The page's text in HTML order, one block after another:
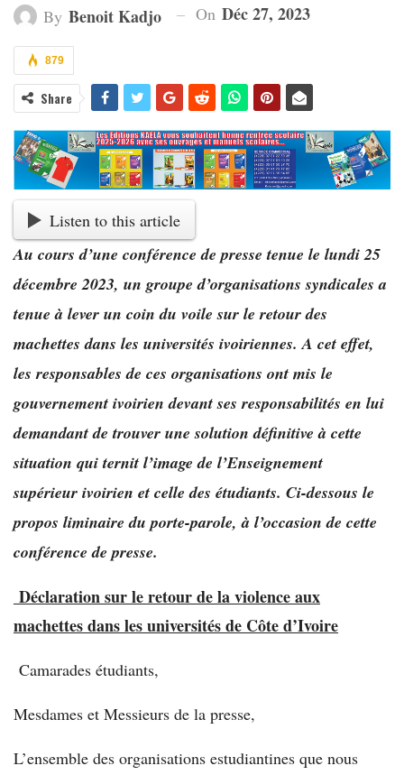
By Benoit Kadjo On Déc 27, 2023
879
Share
Listen to this article
Au cours d’une conférence de presse tenue le lundi 25
décembre 2023, un groupe d’organisations syndicales a
tenue à lever un coin du voile sur le retour des
machettes dans les universités ivoiriennes. A cet effet,
les responsables de ces organisations ont mis le
gouvernement ivoirien devant ses responsabilités en lui
demandant de trouver une solution définitive à cette
situation qui ternit l’image de l’Enseignement
supérieur ivoirien et celle des étudiants. Ci-dessous le
propos liminaire du porte-parole, à l’occasion de cette
conférence de presse.
Déclaration sur le retour de la violence aux
machettes dans les universitésde Côte d’Ivoire
Camarades étudiants,
Mesdames et Messieurs de la presse,
L’ensemble des organisations estudiantines que nous